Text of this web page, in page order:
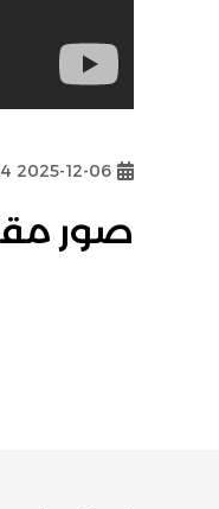
2025-12-06 18:54:54
صور